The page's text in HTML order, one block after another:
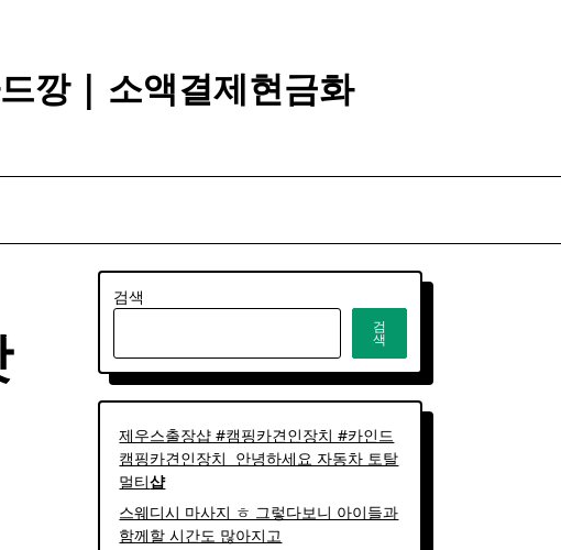
깡 | 소액결제현금화
검색
검
색
제우스출장샵 #캠핑카견인장치 #카인드
캠핑카견인장치 ​ 안녕하세요 자동차 토탈
멀티샵
스웨디시 마사지 ㅎ 그렇다보니 아이들과
함께할 시간도 많아지고